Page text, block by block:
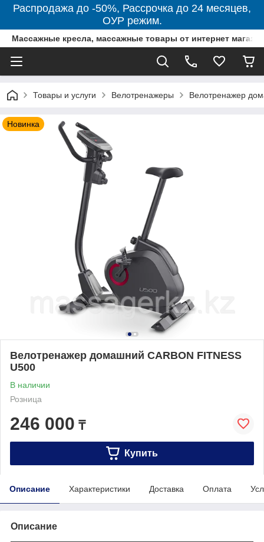
Распродажа до -50%, Рассрочка до 24 месяцев,
ОУР режим.
Массажные кресла, массажные товары от интернет
Товары и услуги Велотренажеры Велотренажер
Новинка
Велотренажер домашний CARBON FITNESS
U500
В наличии
Розница
246 000 ₸
Купить
Описание Характеристики Доставка Оплата
Описание